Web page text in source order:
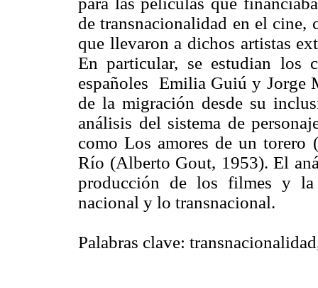
de transnacionalidad en el cine,
que llevaron a dichos artistas
En particular, se estudian los
españoles Emilia Guiú y Jorge
de la migración desde su
análisis del sistema de
como Los amores de un torero
Río (Alberto Gout, 1953). El
producción de los filmes y
nacional y lo transnacional.
Palabras clave: